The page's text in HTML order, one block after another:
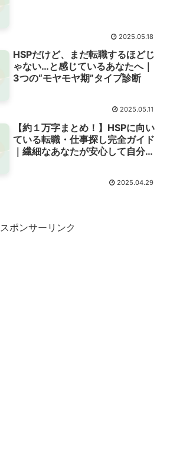
2025.05.18
HSPだけど、まだ転職するほどじ
ゃない…と感じているあなたへ｜
3つの“モヤモヤ期”タイプ診断
2025.05.11
【約１万字まとめ！】HSPに向い
ている転職・仕事探し完全ガイド
｜繊細なあなたが安心して自分ら
2025.04.29
スポンサーリンク